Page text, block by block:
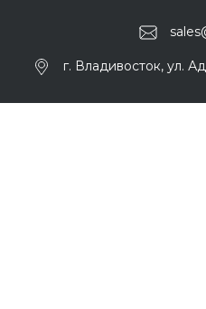
г. Владивосток, ул.